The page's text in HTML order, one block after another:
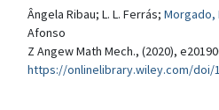
Ângela Ribau; L. L. Ferrás; Morgado,
Afonso
Z Angew Math Mech., (2020),
https://onlinelibrary.wiley.com/doi/